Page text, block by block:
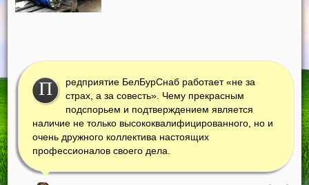
П
редприятие БелБурСнаб работает «не за
страх, а за совесть». Чему прекрасным
подспорьем и подтверждением является
наличие не только высококвалифицированного, но и
очень дружного коллектива настоящих
профессионалов своего дела.